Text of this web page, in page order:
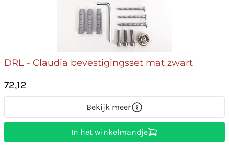
DRL - Claudia bevestigingsset mat zwart
72,12
Bekijk meer
In het winkelmandje